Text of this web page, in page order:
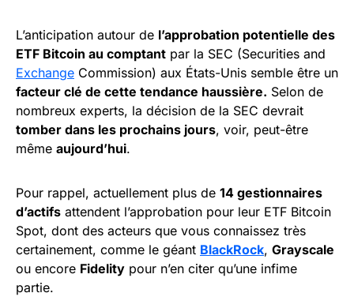
L’anticipation autour de l’approbation potentielle des
ETF Bitcoin au comptant par la SEC (Securities and
Exchange Commission) aux États-Unis semble être un
facteur clé de cette tendance haussière. Selon de
nombreux experts, la décision de la SEC devrait
tomber dans les prochains jours, voir, peut-être
même aujourd’hui.
Pour rappel, actuellement plus de 14 gestionnaires
d’actifs attendent l’approbation pour leur ETF Bitcoin
Spot, dont des acteurs que vous connaissez très
certainement, comme le géant BlackRock, Grayscale
ou encore Fidelity pour n’en citer qu’une infime
partie.